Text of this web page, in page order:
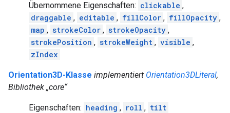
Übernommene Eigenschaften: clickable ,
draggable , editable , fillColor , fillOpacity ,
map , strokeColor , strokeOpacity ,
strokePosition , strokeWeight , visible ,
zIndex
Orientation3D-Klasse implementiert Orientation3DLiteral,
Bibliothek „core“
Eigenschaften: heading , roll , tilt